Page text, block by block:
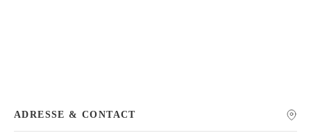
ADRESSE & CONTACT